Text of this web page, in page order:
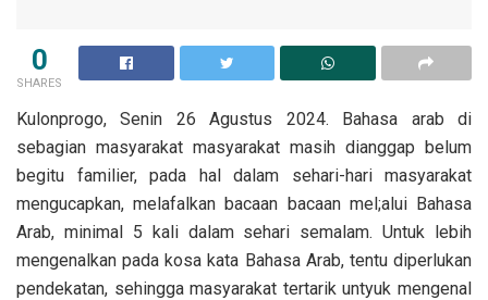
0
SHARES
Kulonprogo, Senin 26 Agustus 2024. Bahasa arab di
sebagian masyarakat masyarakat masih dianggap belum
begitu familier, pada hal dalam sehari-hari masyarakat
mengucapkan, melafalkan bacaan bacaan mel;alui Bahasa
Arab, minimal 5 kali dalam sehari semalam. Untuk lebih
mengenalkan pada kosa kata Bahasa Arab, tentu diperlukan
pendekatan, sehingga masyarakat tertarik untyuk mengenal